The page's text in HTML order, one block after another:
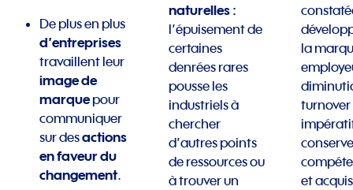
De plus en plus
d’entreprises
travaillent leur
image de
marquepour
communiquer
sur desactions
en faveur du
changement.
naturelles :
l’épuisement de
certaines
denrées rares
pousse les
industriels à
chercher
d’autres points
de ressources ou
à trouver un
la
et